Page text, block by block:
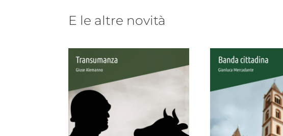
E le altre novità